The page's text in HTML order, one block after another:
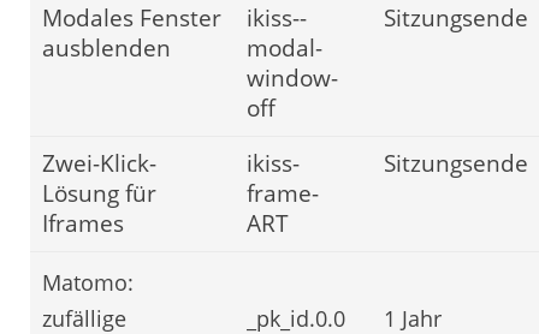
Modales Fenster
ausblenden
ikiss--
modal-
window-
off
Sitzungsende
Zwei-Klick-
Lösung für
Iframes
ikiss-
frame-
ART
Sitzungsende
Matomo:
zufällige
_pk_id.0.0
1 Jahr